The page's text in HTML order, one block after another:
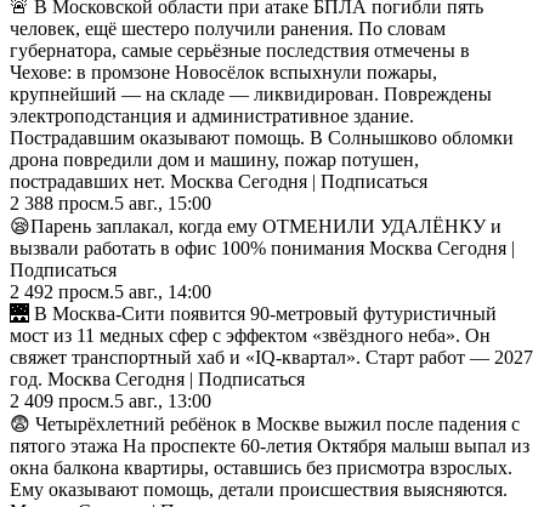
🚨 В Московской области при атаке БПЛА погибли пять
человек, ещё шестеро получили ранения. По словам
губернатора, самые серьёзные последствия отмечены в
Чехове: в промзоне Новосёлок вспыхнули пожары,
крупнейший — на складе — ликвидирован. Повреждены
электроподстанция и административное здание.
Пострадавшим оказывают помощь. В Солнышково обломки
дрона повредили дом и машину, пожар потушен,
пострадавших нет. Москва Сегодня | Подписаться
2 388 просм.5 авг., 15:00
😪Парень заплакал, когда ему ОТМЕНИЛИ УДАЛЁНКУ и
вызвали работать в офис 100% понимания Москва Сегодня |
Подписаться
2 492 просм.5 авг., 14:00
🌉 В Москва-Сити появится 90-метровый футуристичный
мост из 11 медных сфер с эффектом «звёздного неба». Он
свяжет транспортный хаб и «IQ-квартал». Старт работ — 2027
год. Москва Сегодня | Подписаться
2 409 просм.5 авг., 13:00
😨 Четырёхлетний ребёнок в Москве выжил после падения с
пятого этажа На проспекте 60-летия Октября малыш выпал из
окна балкона квартиры, оставшись без присмотра взрослых.
Ему оказывают помощь, детали происшествия выясняются.